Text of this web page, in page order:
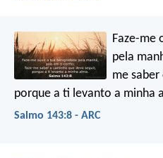
Faze-me
pela
me saber
porque a ti levanto a minha
Salmo 143:8 - ARC